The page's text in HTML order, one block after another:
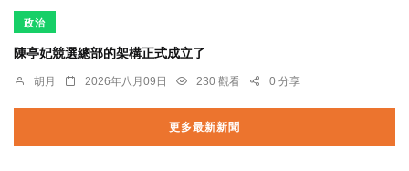
政治
陳亭妃競選總部的架構正式成立了
胡月 2026年八月09日 230 觀看 0 分享
更多最新新聞